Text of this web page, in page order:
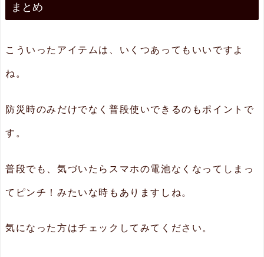
まとめ
こういったアイテムは、いくつあってもいいですよ
ね。
防災時のみだけでなく普段使いできるのもポイントで
す。
普段でも、気づいたらスマホの電池なくなってしまっ
てピンチ！みたいな時もありますしね。
気になった方はチェックしてみてください。